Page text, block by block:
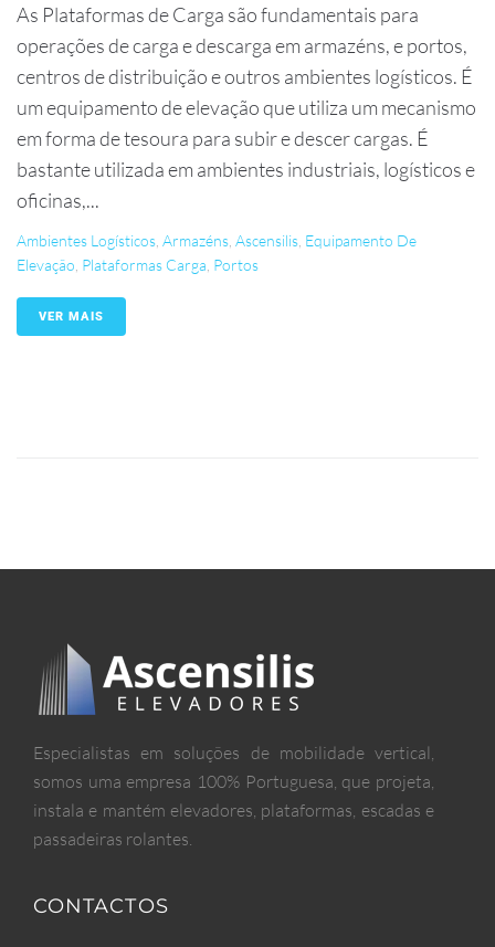
As Plataformas de Carga são fundamentais para
operações de carga e descarga em armazéns, e portos,
centros de distribuição e outros ambientes logísticos. É
um equipamento de elevação que utiliza um mecanismo
em forma de tesoura para subir e descer cargas. É
bastante utilizada em ambientes industriais, logísticos e
oficinas,...
Ambientes Logísticos Armazéns Ascensilis Equipamento De
Elevação Plataformas Carga Portos
VER MAIS
Especialistas em soluções de mobilidade vertical,
somos uma empresa 100% Portuguesa, que projeta,
instala e mantém elevadores, plataformas, escadas e
passadeiras rolantes.
CONTACTOS